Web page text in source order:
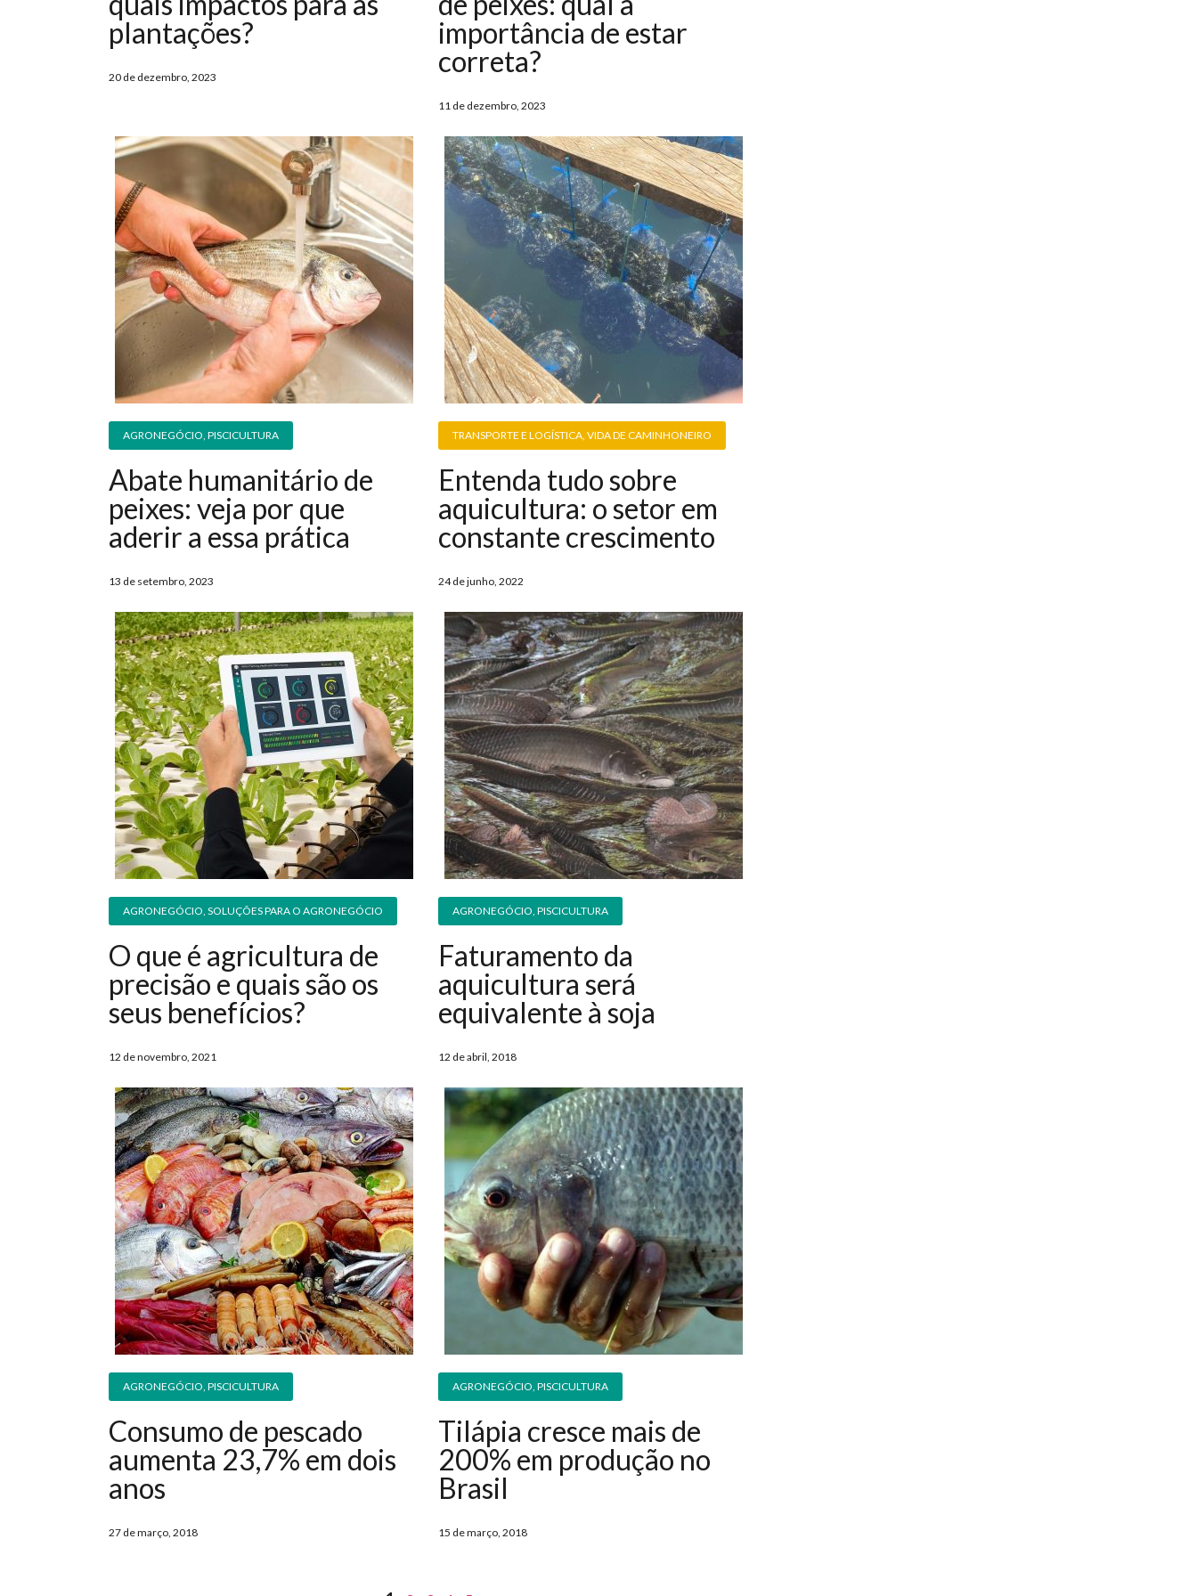
plantações?
20 de dezembro, 2023
importância de estar
correta?
11 de dezembro, 2023
AGRONEGÓCIO, PISCICULTURA
Abate humanitário de
peixes: veja por que
aderir a essa prática
13 de setembro, 2023
TRANSPORTE E LOGÍSTICA, VIDA DE CAMINHONEIRO
Entenda tudo sobre
aquicultura: o setor em
constante crescimento
24 de junho, 2022
AGRONEGÓCIO, SOLUÇÕES PARA O AGRONEGÓCIO
O que é agricultura de
precisão e quais são os
seus benefícios?
12 de novembro, 2021
AGRONEGÓCIO, PISCICULTURA
Faturamento da
aquicultura será
equivalente à soja
12 de abril, 2018
AGRONEGÓCIO, PISCICULTURA
Consumo de pescado
aumenta 23,7% em dois
anos
27 de março, 2018
AGRONEGÓCIO, PISCICULTURA
Tilápia cresce mais de
200% em produção no
Brasil
15 de março, 2018